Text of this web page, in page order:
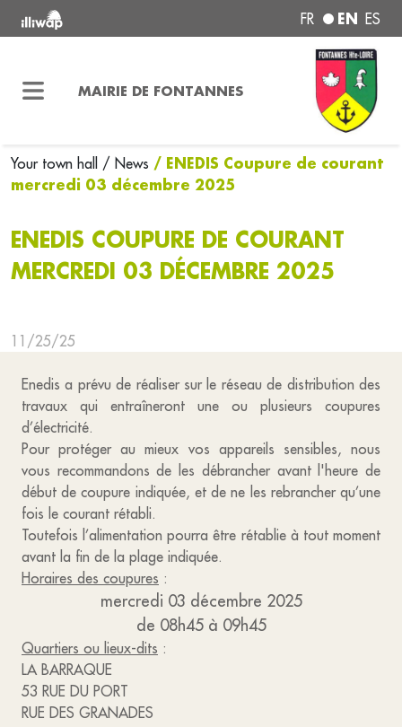
FR EN ES
MAIRIE DE FONTANNES
Your town hall / News / ENEDIS Coupure de courant
mercredi 03 décembre 2025
ENEDIS COUPURE DE COURANT
MERCREDI 03 DÉCEMBRE 2025
11/25/25
Enedis a prévu de réaliser sur le réseau de distribution des
travaux qui entraîneront une ou plusieurs coupures
d’électricité.
Pour protéger au mieux vos appareils sensibles, nous
vous recommandons de les débrancher avant l'heure de
début de coupure indiquée, et de ne les rebrancher qu’une
fois le courant rétabli.
Toutefois l’alimentation pourra être rétablie à tout moment
avant la fin de la plage indiquée.
Horaires des coupures :
mercredi 03 décembre 2025
de 08h45 à 09h45
Quartiers ou lieux-dits :
LA BARRAQUE
53 RUE DU PORT
RUE DES GRANADES